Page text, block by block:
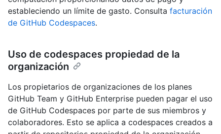
estableciendo un límite de gasto. Consulta facturación
de GitHub Codespaces.
Uso de codespaces propiedad de la
organización
Los propietarios de organizaciones de los planes
GitHub Team y GitHub Enterprise pueden pagar el uso
de GitHub Codespaces por parte de sus miembros y
colaboradores. Esto se aplica a codespaces creados a